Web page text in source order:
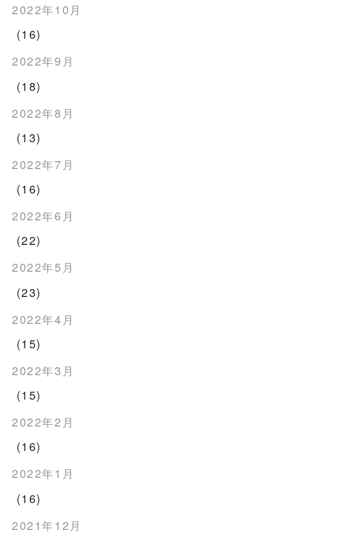
2022年10月
(16)
2022年9月
(18)
2022年8月
(13)
2022年7月
(16)
2022年6月
(22)
2022年5月
(23)
2022年4月
(15)
2022年3月
(15)
2022年2月
(16)
2022年1月
(16)
2021年12月